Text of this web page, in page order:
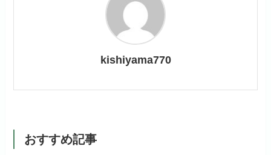
kishiyama770
おすすめ記事